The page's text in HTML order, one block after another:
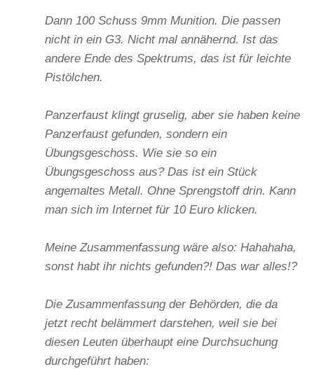
Dann 100 Schuss 9mm Munition. Die passen
nicht in ein G3. Nicht mal annähernd. Ist das
andere Ende des Spektrums, das ist für leichte
Pistölchen.
Panzerfaust klingt gruselig, aber sie haben keine
Panzerfaust gefunden, sondern ein
Übungsgeschoss. Wie sie so ein
Übungsgeschoss aus? Das ist ein Stück
angemaltes Metall. Ohne Sprengstoff drin. Kann
man sich im Internet für 10 Euro klicken.
Meine Zusammenfassung wäre also: Hahahaha,
sonst habt ihr nichts gefunden?! Das war alles!?
Die Zusammenfassung der Behörden, die da
jetzt recht belämmert darstehen, weil sie bei
diesen Leuten überhaupt eine Durchsuchung
durchgeführt haben: